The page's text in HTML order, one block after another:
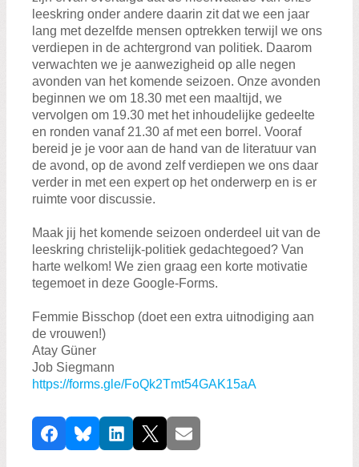
leeskring onder andere daarin zit dat we een jaar
lang met dezelfde mensen optrekken terwijl we ons
verdiepen in de achtergrond van politiek. Daarom
verwachten we je aanwezigheid op alle negen
avonden van het komende seizoen. Onze avonden
beginnen we om 18.30 met een maaltijd, we
vervolgen om 19.30 met het inhoudelijke gedeelte
en ronden vanaf 21.30 af met een borrel. Vooraf
bereid je je voor aan de hand van de literatuur van
de avond, op de avond zelf verdiepen we ons daar
verder in met een expert op het onderwerp en is er
ruimte voor discussie.
Maak jij het komende seizoen onderdeel uit van de
leeskring christelijk-politiek gedachtegoed? Van
harte welkom! We zien graag een korte motivatie
tegemoet in deze Google-Forms.
Femmie Bisschop (doet een extra uitnodiging aan
de vrouwen!)
Atay Güner
Job Siegmann
https://forms.gle/FoQk2Tmt54GAK15aA
D
e
FacebookBlueskyLinkedIn
X E-mail